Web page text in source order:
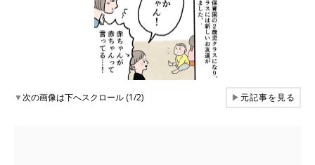
▼次の画像は下へスクロール (1/2) ▶元記事を見る